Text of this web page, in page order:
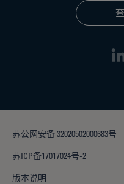
苏公网安备 32020502000683号
苏ICP备17017024号-2
版本说明